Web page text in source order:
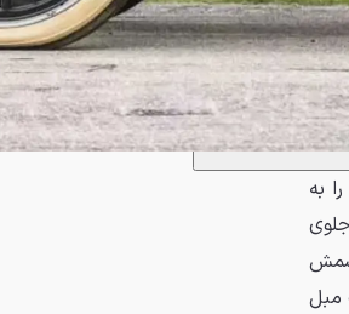
به
شمش
قرمزرنگ مبل